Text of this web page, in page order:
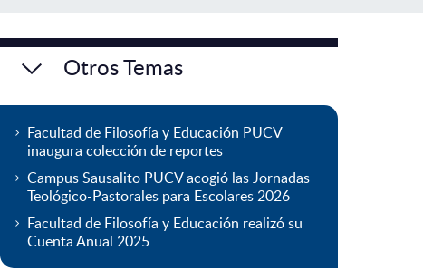
Otros Temas
Facultad de Filosofía y Educación PUCV
inaugura colección de reportes
Campus Sausalito PUCV acogió las Jornadas
Teológico-Pastorales para Escolares 2026
Facultad de Filosofía y Educación realizó su
Cuenta Anual 2025